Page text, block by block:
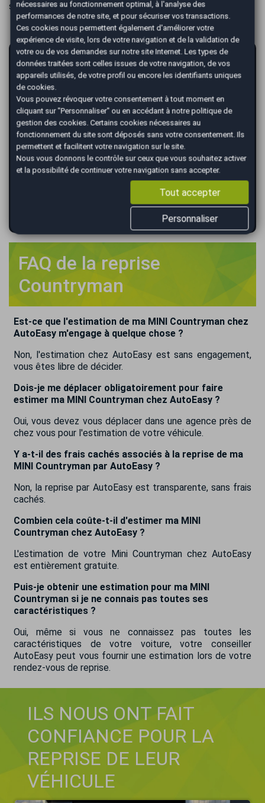
selon les délais interbancaires.
AutoEasy vous garantit la vente de votre
voiture au meilleur prix !
Renseignez votre immatriculation
Renseignez le kilométrage de votre véhicule
VALIDER
FAQ de la reprise
Countryman
Est-ce que l'estimation de ma MINI Countryman chez
AutoEasy m'engage à quelque chose ?
Non, l'estimation chez AutoEasy est sans engagement,
vous êtes libre de décider.
Dois-je me déplacer obligatoirement pour faire
estimer ma MINI Countryman chez AutoEasy ?
Oui, vous devez vous déplacer dans une agence près de
chez vous pour l'estimation de votre véhicule.
Y a-t-il des frais cachés associés à la reprise de ma
MINI Countryman par AutoEasy ?
Non, la reprise par AutoEasy est transparente, sans frais
cachés.
Combien cela coûte-t-il d'estimer ma MINI
Countryman chez AutoEasy ?
L'estimation de votre Mini Countryman chez AutoEasy
est entièrement gratuite.
Puis-je obtenir une estimation pour ma MINI
Countryman si je ne connais pas toutes ses
caractéristiques ?
Oui, même si vous ne connaissez pas toutes les
caractéristiques de votre voiture, votre conseiller
AutoEasy peut vous fournir une estimation lors de votre
rendez-vous de reprise.
ILS NOUS ONT FAIT
CONFIANCE POUR LA
REPRISE DE LEUR
VÉHICULE
nécessaires au fonctionnement optimal, à l'analyse des
performances de notre site, et pour sécuriser vos transactions.
Ces cookies nous permettent également d'améliorer votre
expérience de visite, lors de votre navigation et de la validation de
votre ou de vos demandes sur notre site Internet. Les types de
données traitées sont celles issues de votre navigation, de vos
appareils utilisés, de votre profil ou encore les identifiants uniques
de cookies.
Vous pouvez révoquer votre consentement à tout moment en
cliquant sur "Personnaliser" ou en accédant à notre politique de
gestion des cookies. Certains cookies nécessaires au
fonctionnement du site sont déposés sans votre consentement. Ils
permettent et facilitent votre navigation sur le site.
Nous vous donnons le contrôle sur ceux que vous souhaitez activer
et la possibilité de continuer votre navigation sans accepter.
Tout accepter
Personnaliser